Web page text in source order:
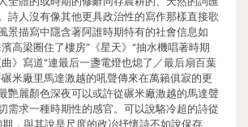
詩人沒有像其他更具政治性的寫作那樣直接歌
景描寫中隱含著阿誰時期特有的社會信息如
濱高梁圈住了樓房”《星天》“抽水機唱著時期
》寫道“連最后一盞電燈也熄了／最后扇百葉
米廠里馬達激越的吼聲傳來在萬籟俱寂的更
艷麗顏色深夜可以或許從碾米廠激越的馬達聲
需求一種時期性的感官。可以說駱冷超的詩從
，與其說是尺度的政冶抒懷詩不如說保存